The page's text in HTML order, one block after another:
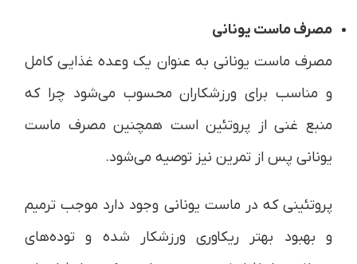
مصرف ماست یونانی
مصرف ماست یونانی به عنوان یک وعده غذایی کامل
و مناسب برای ورزشکاران محسوب می‌شود چرا که
منبع غنی از پروتئین است همچنین مصرف ماست
یونانی پس از تمرین نیز توصیه می‌شود.
پروتئینی که در ماست یونانی وجود دارد موجب ترمیم
و بهبود بهتر ریکاوری ورزشکار شده و توده‌های